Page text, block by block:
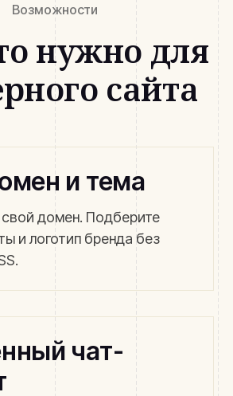
Возможности
нужно для
сайта
и тема
домен. Подберите
и логотип бренда без
чат-